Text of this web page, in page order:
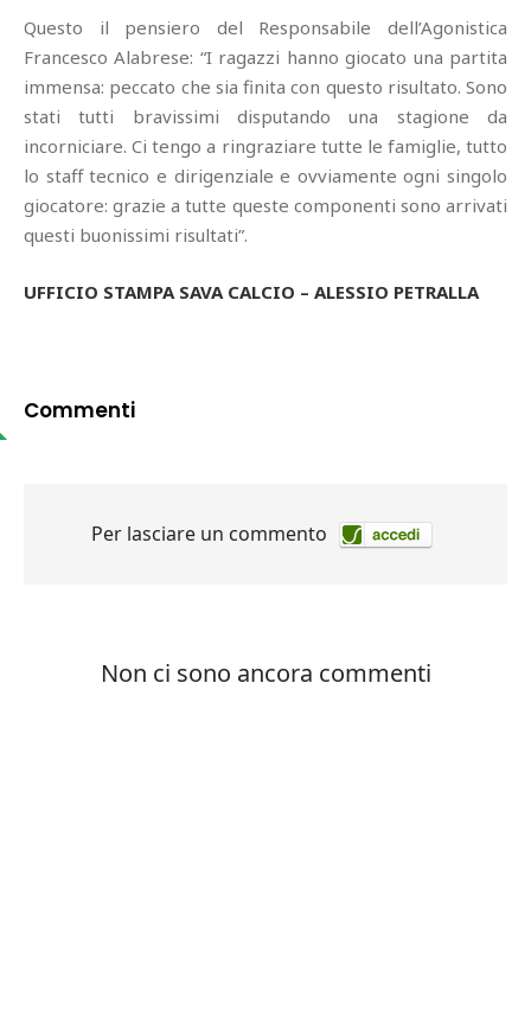
Questo il pensiero del Responsabile dell’Agonistica
Francesco Alabrese: “I ragazzi hanno giocato una partita
immensa: peccato che sia finita con questo risultato. Sono
stati tutti bravissimi disputando una stagione da
incorniciare. Ci tengo a ringraziare tutte le famiglie, tutto
lo staff tecnico e dirigenziale e ovviamente ogni singolo
giocatore: grazie a tutte queste componenti sono arrivati
questi buonissimi risultati”.
UFFICIO STAMPA SAVA CALCIO – ALESSIO PETRALLA
Commenti